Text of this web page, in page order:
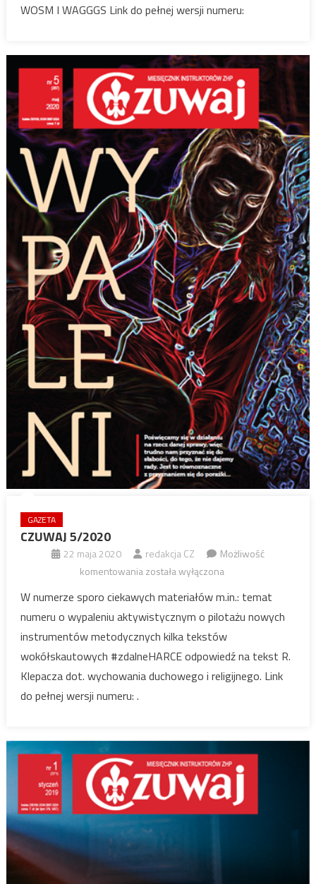
WOSM I WAGGGS Link do pełnej wersji numeru:
GAZETA
CZUWAJ 5/2020
22 maja 2020 redakcja CZ
Możliwość
komentowaniaCZUWAJ
została wyłączona
W numerze sporo ciekawych materiałów m.in.: temat
numeru o wypaleniu aktywistycznym o pilotażu nowych
instrumentów metodycznych kilka tekstów
wokółskautowych #zdalneHARCE odpowiedź na tekst R.
Klepacza dot. wychowania duchowego i religijnego. Link
do pełnej wersji numeru: .